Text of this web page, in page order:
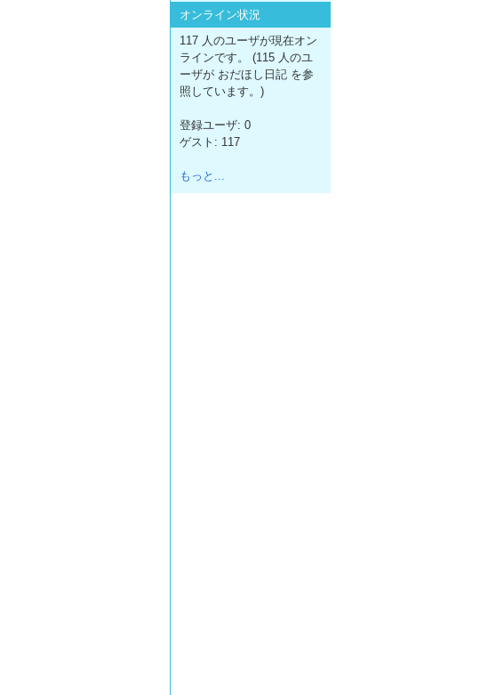
オンライン状況
117 人のユーザが現在オン
ラインです。 (115 人のユ
ーザが おだほし日記 を参
照しています。)
登録ユーザ: 0
ゲスト: 117
もっと...